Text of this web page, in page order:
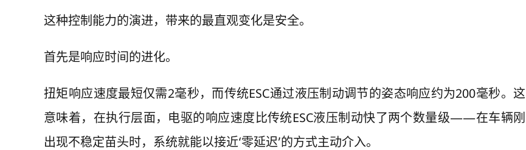
这种控制能力的演进，带来的最直观变化是安全。
首先是响应时间的进化。
扭矩响应速度最短仅需2毫秒，而传统ESC通过液压制动调节的姿态响应约为200毫秒。这
意味着，在执行层面，电驱的响应速度比传统ESC液压制动快了两个数量级——在车辆刚
出现不稳定苗头时，系统就能以接近‘零延迟’的方式主动介入。